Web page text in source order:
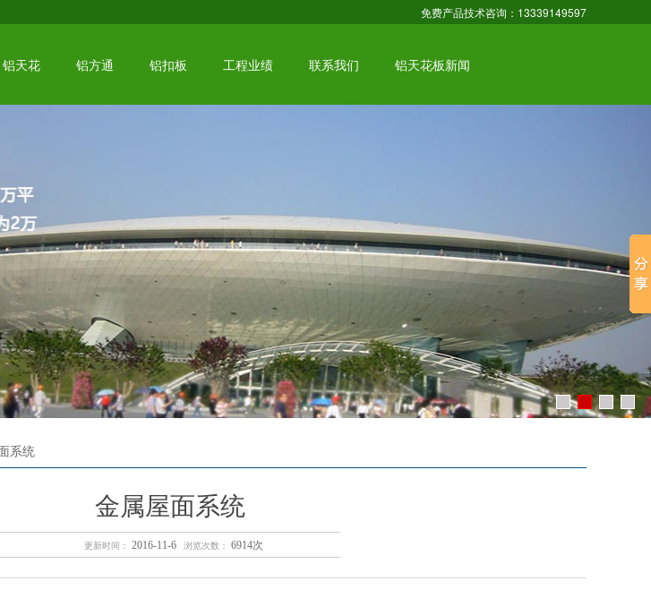
免费产品技术咨询：13339149597
铝天花 铝方通 铝扣板 工程业绩 联系我们 铝天花板新闻
系统
金属屋面系统
更新时间： 2016-11-6 浏览次数： 6914次